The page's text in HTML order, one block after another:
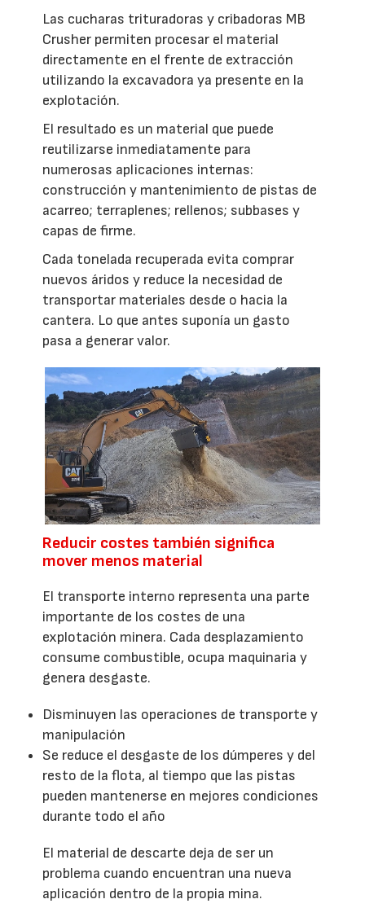
Las cucharas trituradoras y cribadoras MB
Crusher permiten procesar el material
directamente en el frente de extracción
utilizando la excavadora ya presente en la
explotación.
El resultado es un material que puede
reutilizarse inmediatamente para
numerosas aplicaciones internas:
construcción y mantenimiento de pistas de
acarreo; terraplenes; rellenos; subbases y
capas de firme.
Cada tonelada recuperada evita comprar
nuevos áridos y reduce la necesidad de
transportar materiales desde o hacia la
cantera. Lo que antes suponía un gasto
pasa a generar valor.
Reducir costes también significa
mover menos material
El transporte interno representa una parte
importante de los costes de una
explotación minera. Cada desplazamiento
consume combustible, ocupa maquinaria y
genera desgaste.
Disminuyen las operaciones de transporte y
manipulación
Se reduce el desgaste de los dúmperes y del
resto de la flota, al tiempo que las pistas
pueden mantenerse en mejores condiciones
durante todo el año
El material de descarte deja de ser un
problema cuando encuentran una nueva
aplicación dentro de la propia mina.